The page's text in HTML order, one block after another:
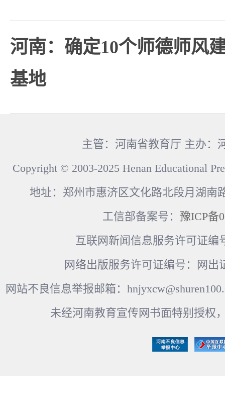
河南：确定10个师德师风
基地
主管：河南省教育厅 主办：
Copyright © 2003-2025 Henan Educational
地址：郑州市惠济区文化路北段月湖南
工信部备案号： 豫ICP备
互联网新闻信息服务许可证编
网络出版服务许可证编号：网出
网站不良信息举报邮箱：
未经河南教育宣传网书面特别授权